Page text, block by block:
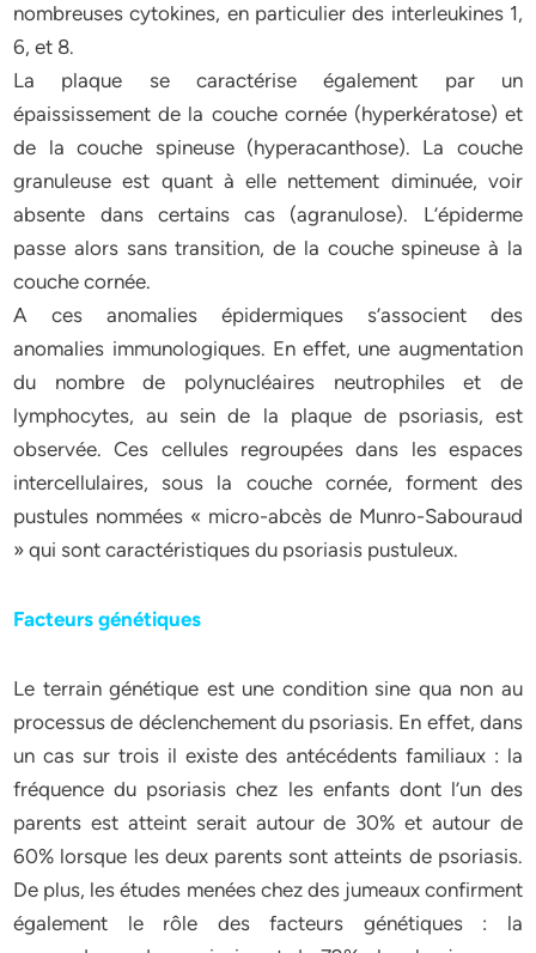
nombreuses cytokines, en particulier des interleukines 1,
6, et 8.
La plaque se caractérise également par un
épaississement de la couche cornée (hyperkératose) et
de la couche spineuse (hyperacanthose). La couche
granuleuse est quant à elle nettement diminuée, voir
absente dans certains cas (agranulose). L’épiderme
passe alors sans transition, de la couche spineuse à la
couche cornée.
A ces anomalies épidermiques s’associent des
anomalies immunologiques. En effet, une augmentation
du nombre de polynucléaires neutrophiles et de
lymphocytes, au sein de la plaque de psoriasis, est
observée. Ces cellules regroupées dans les espaces
intercellulaires, sous la couche cornée, forment des
pustules nommées « micro-abcès de Munro-Sabouraud
» qui sont caractéristiques du psoriasis pustuleux.
Facteurs génétiques
Le terrain génétique est une condition sine qua non au
processus de déclenchement du psoriasis. En effet, dans
un cas sur trois il existe des antécédents familiaux : la
fréquence du psoriasis chez les enfants dont l’un des
parents est atteint serait autour de 30% et autour de
60% lorsque les deux parents sont atteints de psoriasis.
De plus, les études menées chez des jumeaux confirment
également le rôle des facteurs génétiques : la